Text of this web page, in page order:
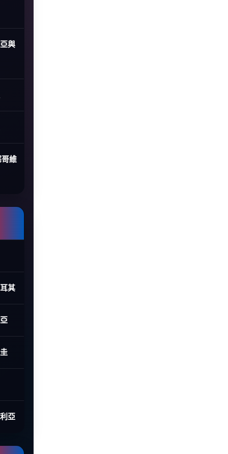
與
哥維
其
亞